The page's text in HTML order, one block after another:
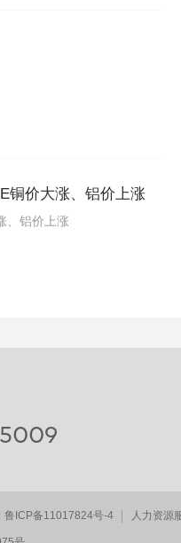
铜价大涨、铝价上涨
、铝价上涨
鲁ICP备11017824号-4 人力资源